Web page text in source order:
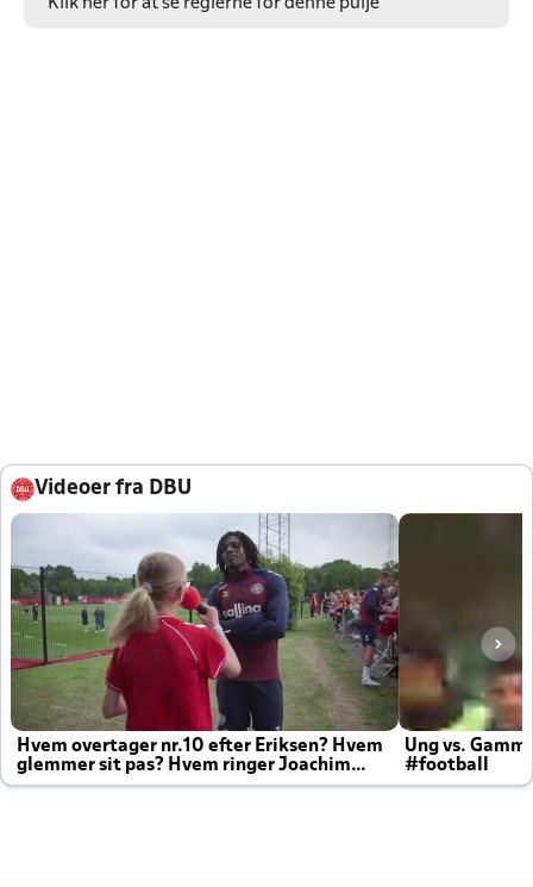
Klik her for at se reglerne for denne pulje
Videoer fra DBU
Hvem overtager nr.10 efter Eriksen? Hvem
glemmer sit pas? Hvem ringer Joachim
altid til efter kampe?
Ung vs.
#football